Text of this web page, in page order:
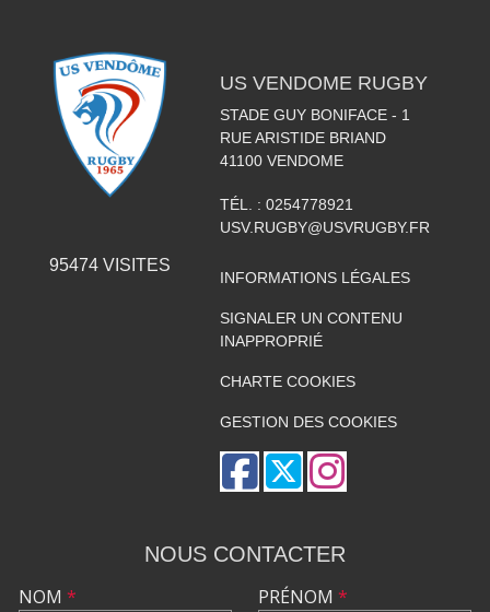
95474VISITES
US VENDOME RUGBY
STADE GUY BONIFACE - 1
RUE ARISTIDE BRIAND
41100 VENDOME
TÉL. : 0254778921
USV.RUGBY@USVRUGBY.FR
INFORMATIONS LÉGALES
SIGNALER UN CONTENU
INAPPROPRIÉ
CHARTE COOKIES
GESTION DES COOKIES
NOUS CONTACTER
NOM * PRÉNOM *